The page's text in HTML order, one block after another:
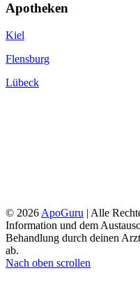
Apotheken
Kiel
Flensburg
Lübeck
© 2026 ApoGuru | Alle
Information und dem
Behandlung durch deinen
ab.
Nach oben scrollen